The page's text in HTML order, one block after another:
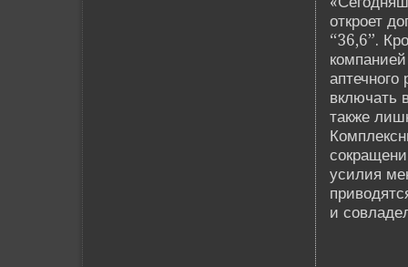
откроет
“36,6”.
аптечного
включать
также
усилия
и